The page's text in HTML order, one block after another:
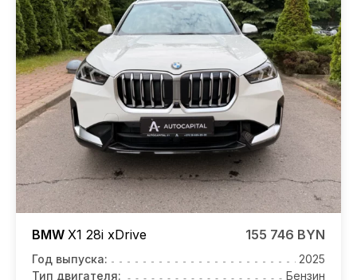
BMW X1 28i xDrive 155 746 BYN
Год выпуска:
2025
Тип двигателя:
Бензин